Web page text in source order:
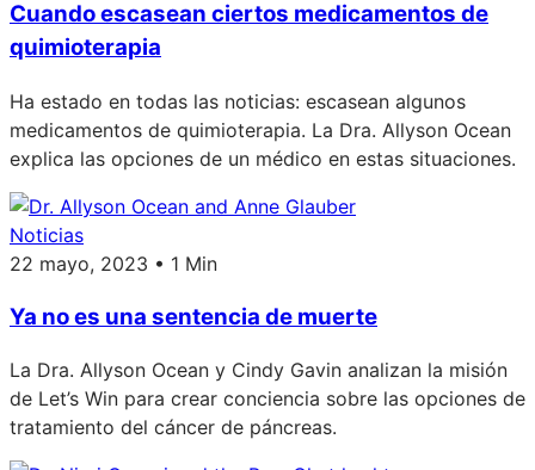
Cuando escasean ciertos medicamentos de
quimioterapia
Ha estado en todas las noticias: escasean algunos
medicamentos de quimioterapia. La Dra. Allyson Ocean
explica las opciones de un médico en estas situaciones.
Noticias
22 mayo, 2023 • 1 Min
Ya no es una sentencia de muerte
La Dra. Allyson Ocean y Cindy Gavin analizan la misión
de Let’s Win para crear conciencia sobre las opciones de
tratamiento del cáncer de páncreas.